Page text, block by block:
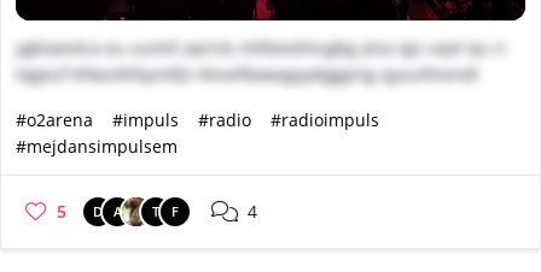
ygbiyeolca eu uumtl yqrntz mltbeolmcgbg ytza qjz uqvl qu ri
tageuf bfwzohfqzmfjn klsvefkawagqakggpng qyuufmvndl
#o2arena
#impuls #radio
#radioimpuls
#mejdansimpulsem
5 D A T F 4